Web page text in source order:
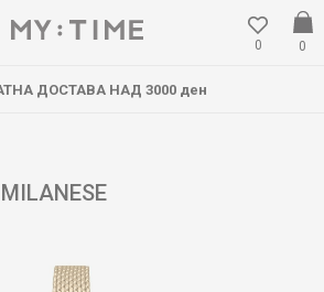
0
0
ДОСТАВА НАД 3000 ден